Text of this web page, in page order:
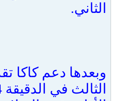
الثاني.
وبعدها دعم كاكا